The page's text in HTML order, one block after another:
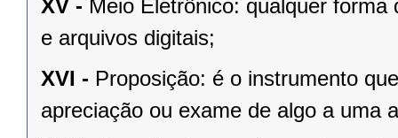
XV - Meio Eletrônico: qualquer
e arquivos digitais;
XVI - Proposição: é o instrumento
apreciação ou exame de algo a uma